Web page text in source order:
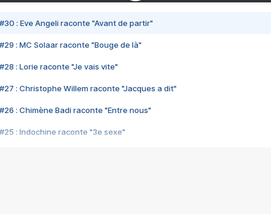
#30 : Eve Angeli raconte "Avant de partir"
#29 : MC Solaar raconte "Bouge de là"
#28 : Lorie raconte "Je vais vite"
#27 : Christophe Willem raconte "Jacques a dit"
#26 : Chimène Badi raconte "Entre nous"
#25 : Indochine raconte "3e sexe"